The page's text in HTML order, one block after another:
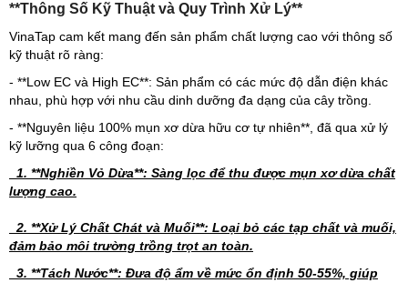
**Thông Số Kỹ Thuật và Quy Trình Xử Lý**
VinaTap cam kết mang đến sản phẩm chất lượng cao với thông số
kỹ thuật rõ ràng:
- **Low EC và High EC**: Sản phẩm có các mức độ dẫn điện khác
nhau, phù hợp với nhu cầu dinh dưỡng đa dạng của cây trồng.
- **Nguyên liệu 100% mụn xơ dừa hữu cơ tự nhiên**, đã qua xử lý
kỹ lưỡng qua 6 công đoạn:
1. **Nghiền Vỏ Dừa**: Sàng lọc để thu được mụn xơ dừa chất
lượng cao.
2. **Xử Lý Chất Chát và Muối**: Loại bỏ các tạp chất và muối,
đảm bảo môi trường trồng trọt an toàn.
3. **Tách Nước**: Đưa độ ẩm về mức ổn định 50-55%, giúp